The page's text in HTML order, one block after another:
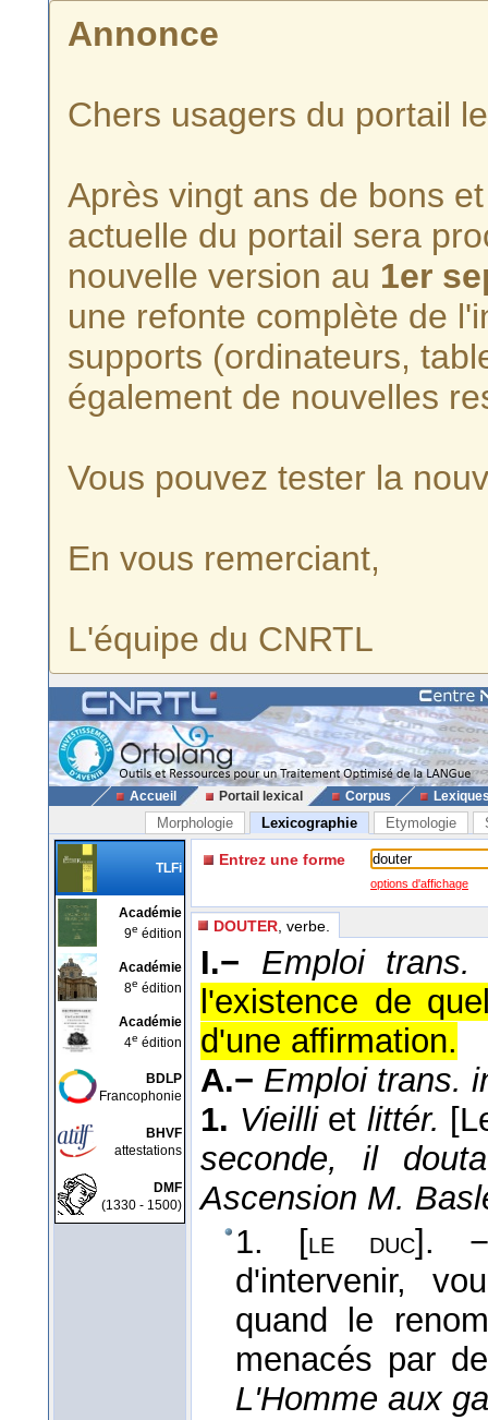
Annonce
Chers usagers du portail
Après vingt ans de bons
actuelle du portail sera
nouvelle version au 1er
une refonte complète de
supports (ordinateurs,
également de nouvelles
Vous pouvez tester la
En vous remerciant,
L'équipe du CNRTL
Accueil Portail lexical Corpus
Morphologie Lexicographie Etymologie
TLFi
Académie
9e édition
Académie
8e édition
Académie
4e édition
BDLP
Francophonie
BHVF
attestations
DMF
(1330 - 1500)
Entrez une forme
options d'affichage
DOUTER , verbe.
I.− Emploi trans.
l'existence de
d'une affirmation.
A.− Emploi trans.
1. Vieilliet littér.
seconde, il
Ascension M.
1. [le duc].
d'intervenir,
quand le
menacés par
L'Homme aux